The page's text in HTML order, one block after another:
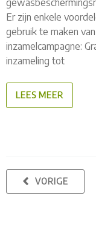
Er zijn enkele
gebruik te maken
inzamelcampagne:
inzameling tot
LEES MEER
VORIGE